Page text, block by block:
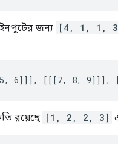
জন্য [4, 1, 1,
6]]], [[[7, 8, 9]]],
রয়েছে [1, 2, 2, 3]